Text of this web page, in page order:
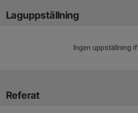
Laguppställning
Ingen uppställning
Referat